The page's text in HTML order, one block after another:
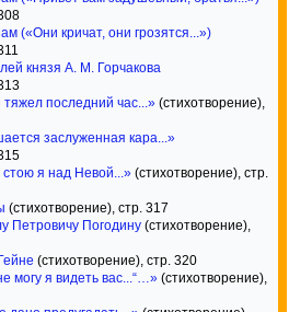
(«Они кричат, они грозятся...»)
князя А. М. Горчакова
тяжел последний час...» (стихотворение),
заслуженная кара...»
я над Невой...» (стихотворение), стр.
(стихотворение), стр. 317
Петровичу Погодину (стихотворение),
(стихотворение), стр. 320
могу я видеть вас...“…» (стихотворение),